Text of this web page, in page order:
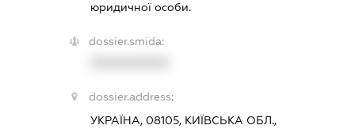
юридичної особи.
dossier.smida:
dossier.address:
УКРАЇНА, 08105, КИЇВСЬКА ОБЛ.,